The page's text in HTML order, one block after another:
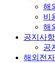
해
비
해
공지사항
공
해외전